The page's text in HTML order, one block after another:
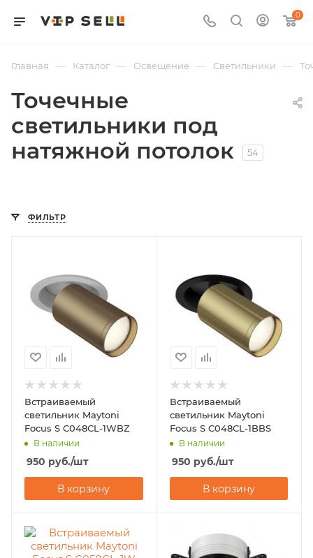
0
Главная — Каталог — Освещение — Светильники —
Точечные
светильники под
натяжной потолок
54
ФИЛЬТР
Встраиваемый
светильник Maytoni
Focus S C048CL-1WBZ
В наличии
950 руб./шт
В корзину
Встраиваемый
светильник Maytoni
Focus S C048CL-1BBS
В наличии
950 руб./шт
В корзину